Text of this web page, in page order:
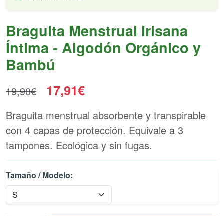
Braguita Menstrual Irisana
Íntima - Algodón Orgánico y
Bambú
19,90€ 17,91€
Braguita menstrual absorbente y transpirable
con 4 capas de protección. Equivale a 3
tampones. Ecológica y sin fugas.
Tamaño / Modelo: